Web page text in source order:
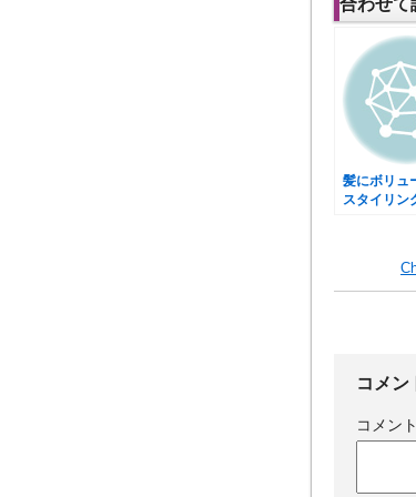
髪にボリュ
スタイリン
コメン
コメント